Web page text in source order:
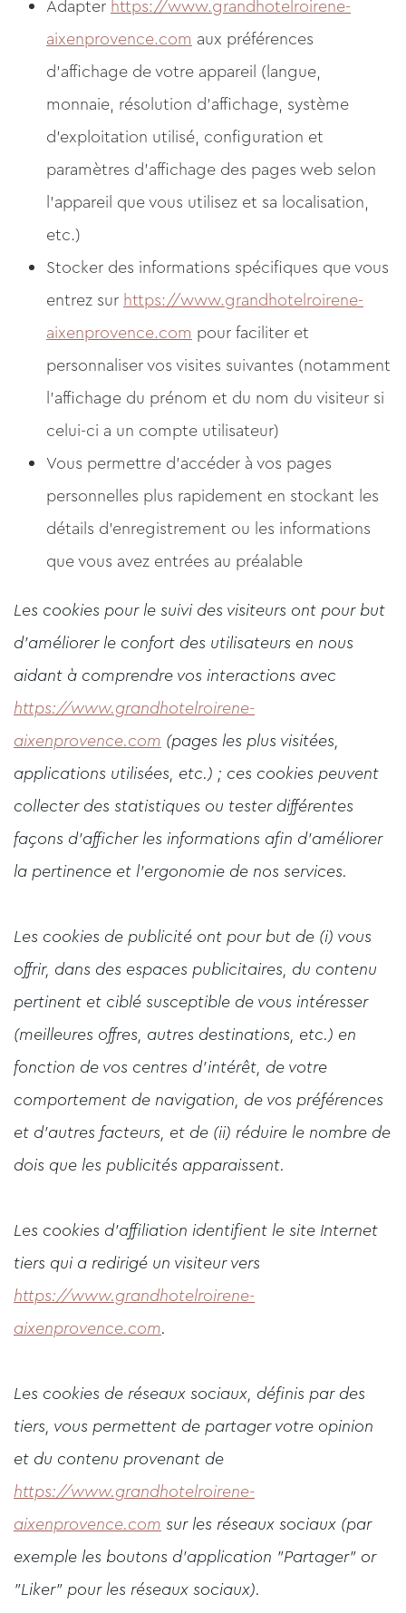
Adapter https://www.grandhotelroirene-
aixenprovence.com aux préférences
d'affichage de votre appareil (langue,
monnaie, résolution d'affichage, système
d'exploitation utilisé, configuration et
paramètres d'affichage des pages web selon
l'appareil que vous utilisez et sa localisation,
etc.)
Stocker des informations spécifiques que vous
entrez sur https://www.grandhotelroirene-
aixenprovence.com pour faciliter et
personnaliser vos visites suivantes (notamment
l'affichage du prénom et du nom du visiteur si
celui-ci a un compte utilisateur)
Vous permettre d'accéder à vos pages
personnelles plus rapidement en stockant les
détails d'enregistrement ou les informations
que vous avez entrées au préalable
Les cookies pour le suivi des visiteurs ont pour but
d'améliorer le confort des utilisateurs en nous
aidant à comprendre vos interactions avec
https://www.grandhotelroirene-
aixenprovence.com (pages les plus visitées,
applications utilisées, etc.) ; ces cookies peuvent
collecter des statistiques ou tester différentes
façons d'afficher les informations afin d'améliorer
la pertinence et l'ergonomie de nos services.
Les cookies de publicité ont pour but de (i) vous
offrir, dans des espaces publicitaires, du contenu
pertinent et ciblé susceptible de vous intéresser
(meilleures offres, autres destinations, etc.) en
fonction de vos centres d'intérêt, de votre
comportement de navigation, de vos préférences
et d'autres facteurs, et de (ii) réduire le nombre de
dois que les publicités apparaissent.
Les cookies d'affiliation identifient le site Internet
tiers qui a redirigé un visiteur vers
https://www.grandhotelroirene-
aixenprovence.com.
Les cookies de réseaux sociaux, définis par des
tiers, vous permettent de partager votre opinion
et du contenu provenant de
https://www.grandhotelroirene-
aixenprovence.com sur les réseaux sociaux (par
exemple les boutons d'application "Partager" or
"Liker" pour les réseaux sociaux).